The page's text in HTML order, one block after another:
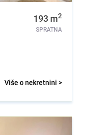
193 m2
SPRATNA
Više o nekretnini >